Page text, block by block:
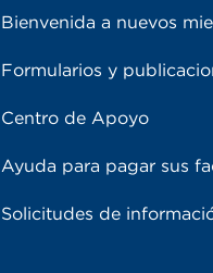
Bienvenida a nuevos
Formularios y
Centro de Apoyo
Ayuda para pagar sus
Solicitudes de